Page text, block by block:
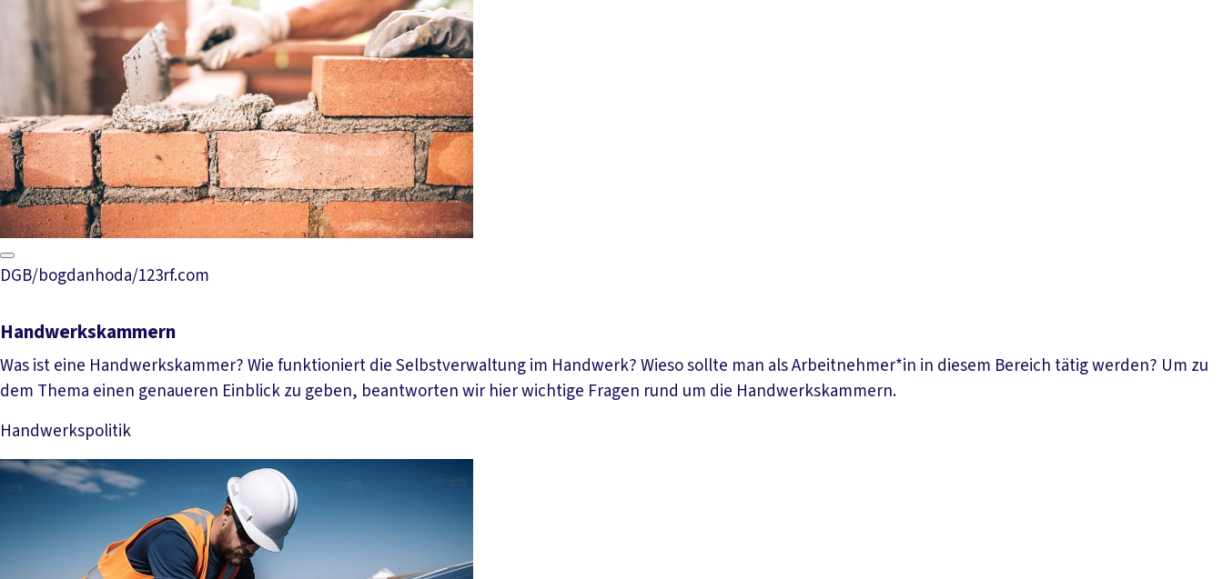
DGB/bogdanhoda/123rf.com
Handwerkskammern
Was ist eine Handwerkskammer? Wie funktioniert die Selbstverwaltung im Handwerk? Wieso sollte man als Arbeitnehmer*in in diesem Bereich tätig werden? Um zu
dem Thema einen genaueren Einblick zu geben, beantworten wir hier wichtige Fragen rund um die Handwerkskammern.
Handwerkspolitik
Mehr lesen